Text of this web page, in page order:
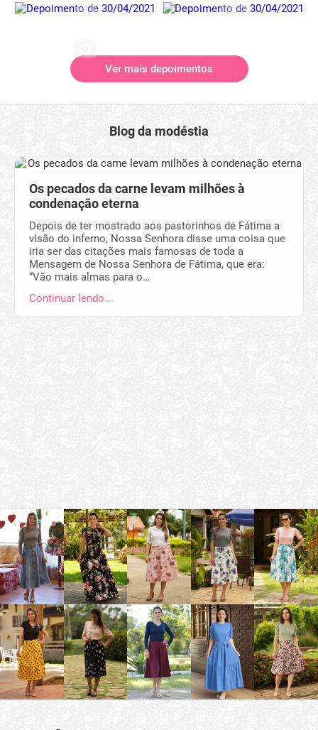
Ver mais depoimentos
Blog da modéstia
Os pecados da carne levam milhões à
condenação eterna
Depois de ter mostrado aos pastorinhos de Fátima a
visão do inferno, Nossa Senhora disse uma coisa que
iria ser das citações mais famosas de toda a
Mensagem de Nossa Senhora de Fátima, que era:
“Vão mais almas para o…
Continuar lendo…